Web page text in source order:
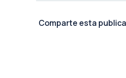
Comparte esta